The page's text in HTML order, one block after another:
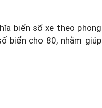
biển số xe theo phong
biển cho 80, nhằm giúp